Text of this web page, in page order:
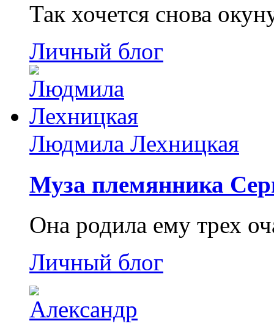
Так хочется снова
Личный блог
Людмила Лехницкая
Муза племянника
Она родила ему трех
Личный блог